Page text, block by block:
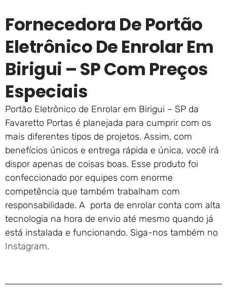
Fornecedora De Portão
Eletrônico De Enrolar Em
Birigui – SP Com Preços
Especiais
Portão Eletrônico de Enrolar em Birigui – SP da
Favaretto Portas é planejada para cumprir com os
mais diferentes tipos de projetos. Assim, com
benefícios únicos e entrega rápida e única, você irá
dispor apenas de coisas boas. Esse produto foi
confeccionado por equipes com enorme
competência que também trabalham com
responsabilidade. A porta de enrolar conta com alta
tecnologia na hora de envio até mesmo quando já
está instalada e funcionando. Siga-nos também no
Instagram.